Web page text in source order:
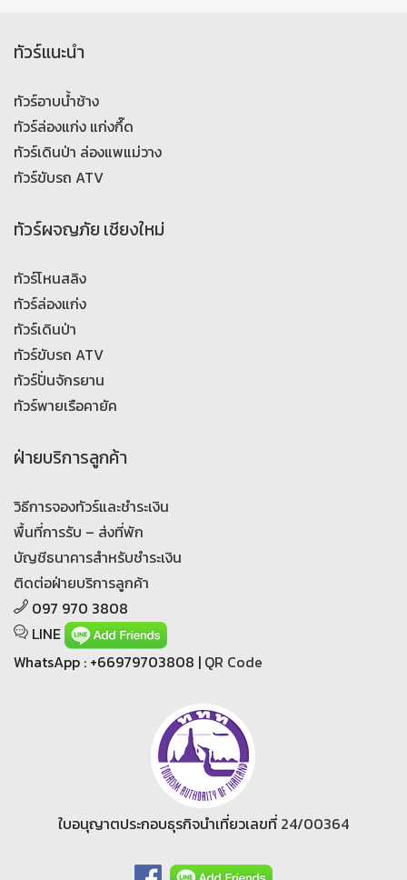
ทัวร์แนะนำ
ทัวร์อาบน้ำช้าง
ทัวร์ล่องแก่ง แก่งกึ๊ด
ทัวร์เดินป่า ล่องแพแม่วาง
ทัวร์ขับรถ ATV
ทัวร์ผจญภัย เชียงใหม่
ทัวร์โหนสลิง
ทัวร์ล่องแก่ง
ทัวร์เดินป่า
ทัวร์ขับรถ ATV
ทัวร์ปั่นจักรยาน
ทัวร์พายเรือคายัค
ฝ่ายบริการลูกค้า
วิธีการจองทัวร์และชำระเงิน
พื้นที่การรับ – ส่งที่พัก
บัญชีธนาคารสำหรับชำระเงิน
ติดต่อฝ่ายบริการลูกค้า
097 970 3808
LINE
WhatsApp : +66979703808 | QR Code
ใบอนุญาตประกอบธุรกิจนำเที่ยวเลขที่ 24/00364